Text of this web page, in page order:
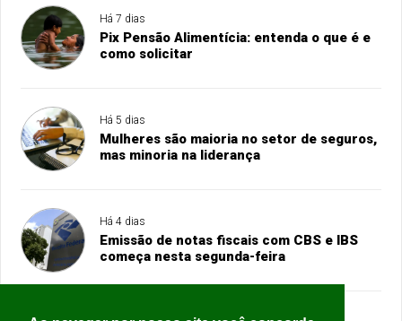
Há 7 dias
Pix Pensão Alimentícia: entenda o que é e
como solicitar
Há 5 dias
Mulheres são maioria no setor de seguros,
mas minoria na liderança
Há 4 dias
Emissão de notas fiscais com CBS e IBS
começa nesta segunda-feira